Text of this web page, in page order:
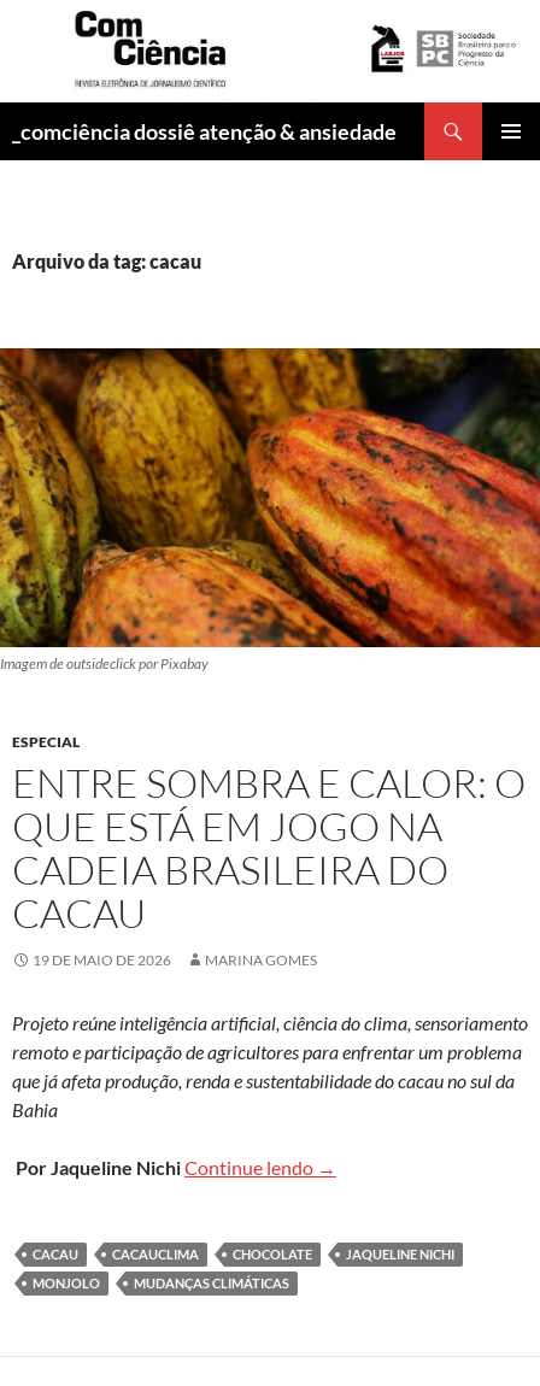
_comciência dossiê atenção & ansiedade
Arquivo da tag: cacau
Imagem de outsideclick por Pixabay
ESPECIAL
ENTRE SOMBRA E CALOR: O
QUE ESTÁ EM JOGO NA
CADEIA BRASILEIRA DO
CACAU
19 DE MAIO DE 2026 MARINA GOMES
Projeto reúne inteligência artificial, ciência do clima, sensoriamento
remoto e participação de agricultores para enfrentar um problema
que já afeta produção, renda e sustentabilidade do cacau no sul da
Bahia
Por Jaqueline NichiContinue lendo Entre sombra e calor: o
→
CACAU CACAUCLIMA CHOCOLATE
JAQUELINE NICHI
MONJOLO
MUDANÇAS CLIMÁTICAS